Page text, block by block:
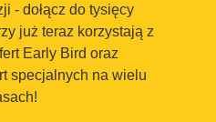
- dołącz do tysięcy
już teraz korzystają z
Early Bird oraz
specjalnych na wielu